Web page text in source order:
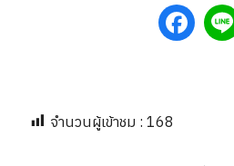
จำนวนผู้เข้าชม : 168